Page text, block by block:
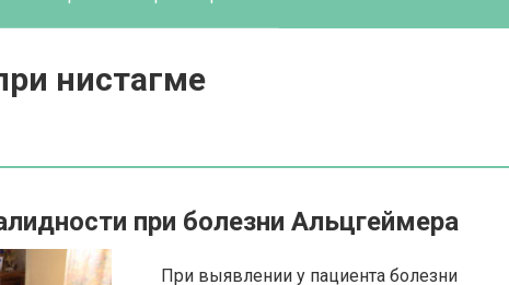
нистагме
при болезни Альцгеймера
При выявлении у пациента болезни